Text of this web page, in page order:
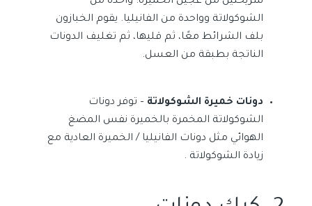
الشوكولاتة وواحدة من الفانيليا. يقوم الخبازون
بلف الشرائط معًا، ثم قليها، ثم تغليف الدونات
الناتجة بطبقة من العسل.
دونات خميرة الشوكولاتة – توفر دونات
الشوكولاتة المخمرة بالخميرة نفس المضغ
الهوائي مثل دونات الفانيليا / الخميرة العادية مع
زيادة الشوكولاتة .